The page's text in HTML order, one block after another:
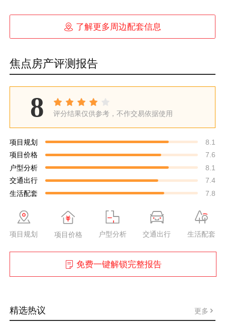
 了解更多周边配套信息
焦点房产评测报告
8 评分结果仅供参考，不作交易依据使用
项目规划
8.1
项目价格
7.6
户型分析
8.1
交通出行
7.4
生活配套
7.8
项目规划 项目价格 户型分析 交通出行 生活配套
免费一键解锁完整报告
精选热议 更多